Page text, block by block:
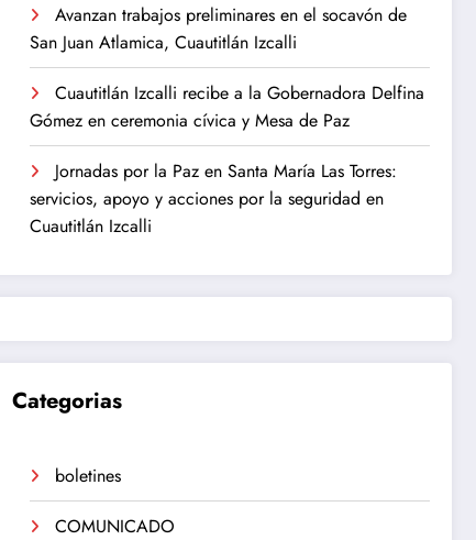
Avanzan trabajos preliminares en el socavón de
San Juan Atlamica, Cuautitlán Izcalli
Cuautitlán Izcalli recibe a la Gobernadora Delfina
Gómez en ceremonia cívica y Mesa de Paz
Jornadas por la Paz en Santa María Las Torres:
servicios, apoyo y acciones por la seguridad en
Cuautitlán Izcalli
Categorias
boletines
COMUNICADO